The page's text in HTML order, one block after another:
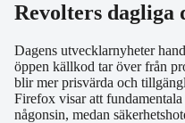
Revolters dagliga
Dagens utvecklarnyheter
öppen källkod tar över från
blir mer prisvärda och
Firefox visar att
någonsin, medan